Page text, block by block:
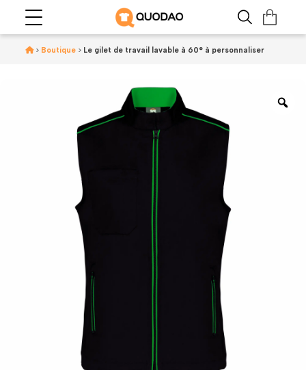
> Boutique > Le gilet de travail lavable à 60° à personnaliser